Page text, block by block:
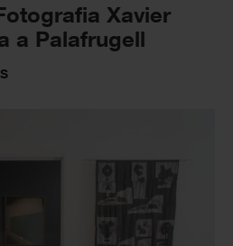
Xavier
a Palafrugell